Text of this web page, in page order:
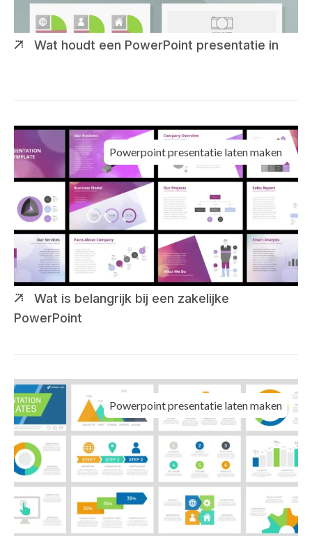
Wat houdt een PowerPoint presentatie in
PowerPoint
Powerpoint presentatie laten maken
Powerpoint presentatie laten maken